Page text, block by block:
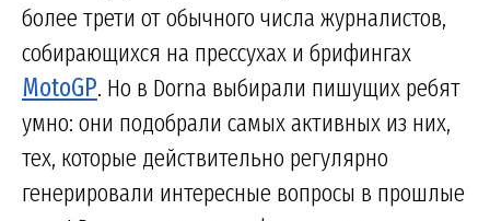
более трети от обычного числа журналистов,
собирающихся на прессухах и брифингах
MotoGP. Но в Dorna выбирали пишущих ребят
умно: они подобрали самых активных из них,
тех, которые действительно регулярно
генерировали интересные вопросы в прошлые